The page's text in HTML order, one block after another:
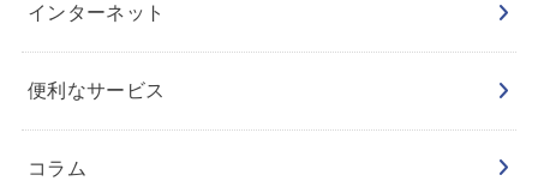
インターネット
便利なサービス
コラム